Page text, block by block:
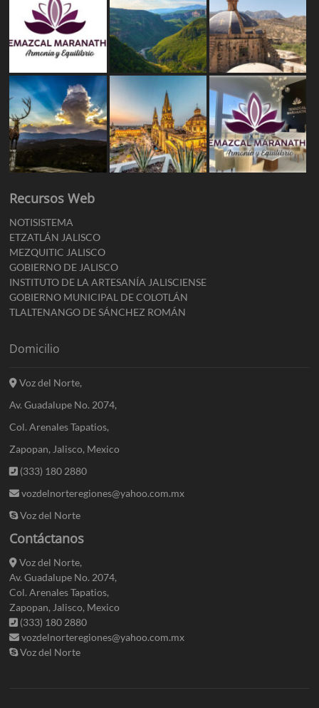
Recursos Web
NOTISISTEMA
ETZATLÁN JALISCO
MEZQUITIC JALISCO
GOBIERNO DE JALISCO
INSTITUTO DE LA ARTESANÍA JALISCIENSE
GOBIERNO MUNICIPAL DE COLOTLÁN
TLALTENANGO DE SÁNCHEZ ROMÁN
Domicilio
Voz del Norte,
Av. Guadalupe No. 2074,
Col. Arenales Tapatios,
Zapopan, Jalisco, Mexico
(333) 180 2880
vozdelnorteregiones@yahoo.com.mx
Voz del Norte
Contáctanos
Voz del Norte,
Av. Guadalupe No. 2074,
Col. Arenales Tapatios,
Zapopan, Jalisco, Mexico
(333) 180 2880
vozdelnorteregiones@yahoo.com.mx
Voz del Norte